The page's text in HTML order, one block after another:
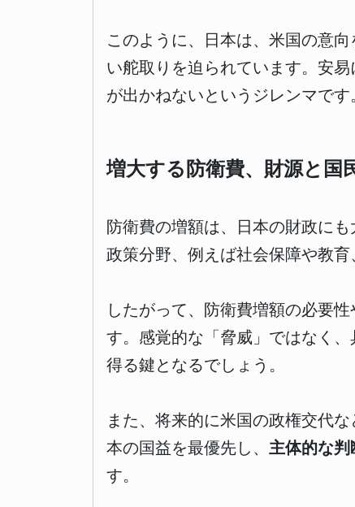
このように、日本は、米国の意
い舵取りを迫られています。安
が出かねないというジレンマです
増大する防衛費、財源と国
防衛費の増額は、日本の財政に
政策分野、例えば社会保障や教
したがって、防衛費増額の必要
す。感覚的な「脅威」ではなく
得る鍵となるでしょう。
また、将来的に米国の政権交代
本の国益を最優先し、 主体的な判
す。